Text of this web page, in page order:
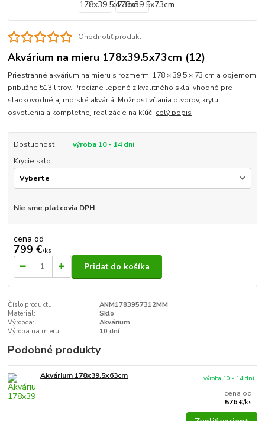
Ohodnotiť produkt
Akvárium na mieru 178x39.5x73cm (12)
Priestranné akvárium na mieru s rozmermi 178 × 39,5 × 73 cm a objemom
približne 513 litrov. Precízne lepené z kvalitného skla, vhodné pre
sladkovodné aj morské akváriá. Možnosť vŕtania otvorov, krytu,
osvetlenia a kompletnej realizácie na kľúč. celý popis
Dostupnosť
výroba 10 - 14 dní
Krycie sklo
Nie sme platcovia DPH
cena od
799 €/ks
Pridať do košíka
Číslo produktu:
ANM1783957312MM
Materiál:
Sklo
Výrobca:
Akvárium
Výroba na mieru:
10 dní
Podobné produkty
Akvárium 178x39.5x63cm
cena od
576 €/ks
výroba 10 - 14 dní